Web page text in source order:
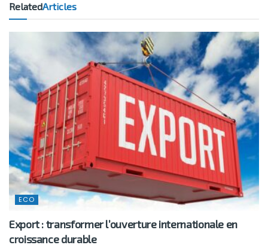
RelatedArticles
ECO
Export : transformer l’ouverture internationale en
croissance durable